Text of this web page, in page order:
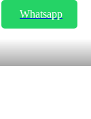
Whatsapp